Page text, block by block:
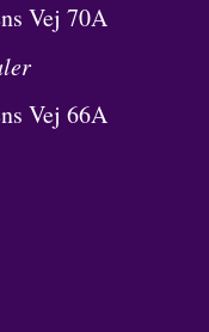
Vej 70A
Vej 66A